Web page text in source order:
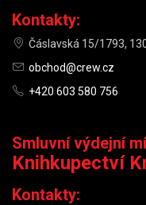
Kontakty:
Čáslavská 15/1793,
obchod@crew.cz
+420 603 580 756
Smluvní výdejní
Knihkupectví
Kontakty: